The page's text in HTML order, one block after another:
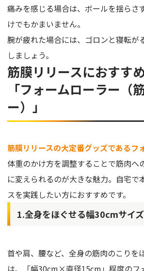
痛みを感じる場合は、ボールを揺らさ
けでもかまいません。
腕が疲れた場合には、ゴロンと寝転が
しましょう。
筋膜リリースにおすす
「フォームローラー（
ー）」
筋膜リリースの大定番グッズであるフ
体重のかけ方を調整することで筋肉へ
に変えられるのが大きな魅力。自宅で
スを実践したい方におすすめです。
1.全身をほぐせる幅30cmサイ
首や肩、腰など、全身の筋肉のこりを
は、「幅30cm×直径15cm」程度のフ